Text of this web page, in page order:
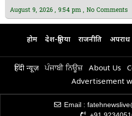
August 9, 2026 9:54 pm No Comments
होम देश-दुनिया राजनीति अपराध
हिंदी न्यूज़ ਪੰਜਾਬੀ ਨਿਊਜ਼ About Us
Advertisement
Email :